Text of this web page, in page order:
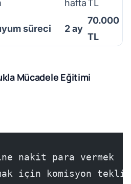
haftaTL
süreci 2 ay
70.000
TL
Mücadele Eğitimi
nakit para vermek
için komisyon teklif